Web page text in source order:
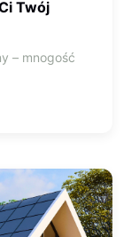
Twój
– mnogość